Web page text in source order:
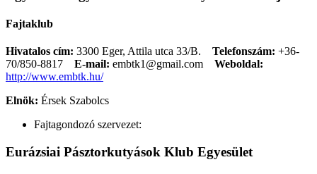
Fajtaklub
Hivatalos cím: 3300 Eger, Attila utca 33/B. Telefonszám: +36-
70/850-8817
E-mail: embtk1@gmail.com
Weboldal:
http://www.embtk.hu/
Elnök: Érsek Szabolcs
Fajtagondozó szervezet:
Eurázsiai Pásztorkutyások Klub Egyesület